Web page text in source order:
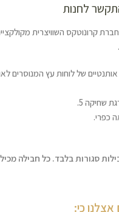
לחנות
קרונוטקס השוויצרית
של לוחות עץ המנוסרים
שחיקה 5.
אצלנו כי: